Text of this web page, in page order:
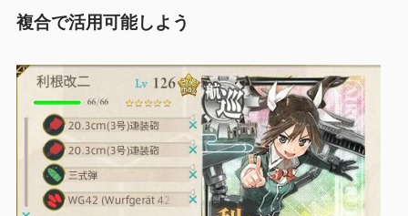
複合で活用可能しよう